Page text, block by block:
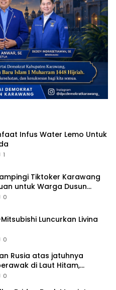
Infus Water Lemo Untuk
1
Tiktoker Karawang
untuk Warga Dusun
0
Luncurkan Livina
0
Rusia atas jatuhnya
di Laut Hitam,
0